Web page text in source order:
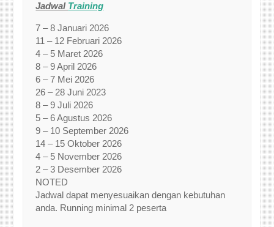
Jadwal Training
7 – 8 Januari 2026
11 – 12 Februari 2026
4 – 5 Maret 2026
8 – 9 April 2026
6 – 7 Mei 2026
26 – 28 Juni 2023
8 – 9 Juli 2026
5 – 6 Agustus 2026
9 – 10 September 2026
14 – 15 Oktober 2026
4 – 5 November 2026
2 – 3 Desember 2026
NOTED
Jadwal dapat menyesuaikan dengan kebutuhan
anda. Running minimal 2 peserta